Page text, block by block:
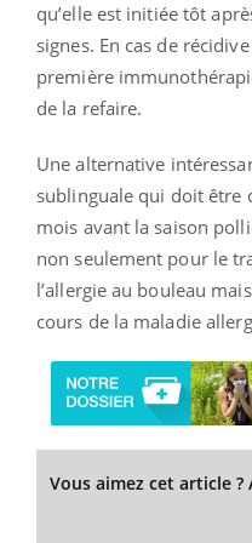
qu’elle est initiée tôt
signes. En cas de
première
de la refaire.
Une alternative
sublinguale qui doit être
mois avant la saison
non seulement pour le
l’allergie au bouleau
cours de la maladie
Vous aimez cet article